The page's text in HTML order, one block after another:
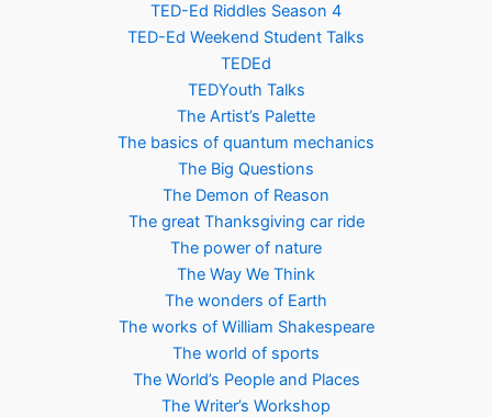
TED-Ed Riddles Season 4
TED-Ed Weekend Student Talks
TEDEd
TEDYouth Talks
The Artist’s Palette
The basics of quantum mechanics
The Big Questions
The Demon of Reason
The great Thanksgiving car ride
The power of nature
The Way We Think
The wonders of Earth
The works of William Shakespeare
The world of sports
The World’s People and Places
The Writer’s Workshop